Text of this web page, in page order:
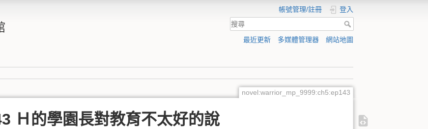
帳號管理/註冊 登入
最近更新 多媒體管理器 網站地圖
novel:warrior_mp_9999:ch5:ep143
Ｈ的學園長對教育不太好的說